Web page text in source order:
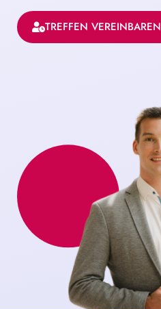
TREFFEN VEREINBAREN